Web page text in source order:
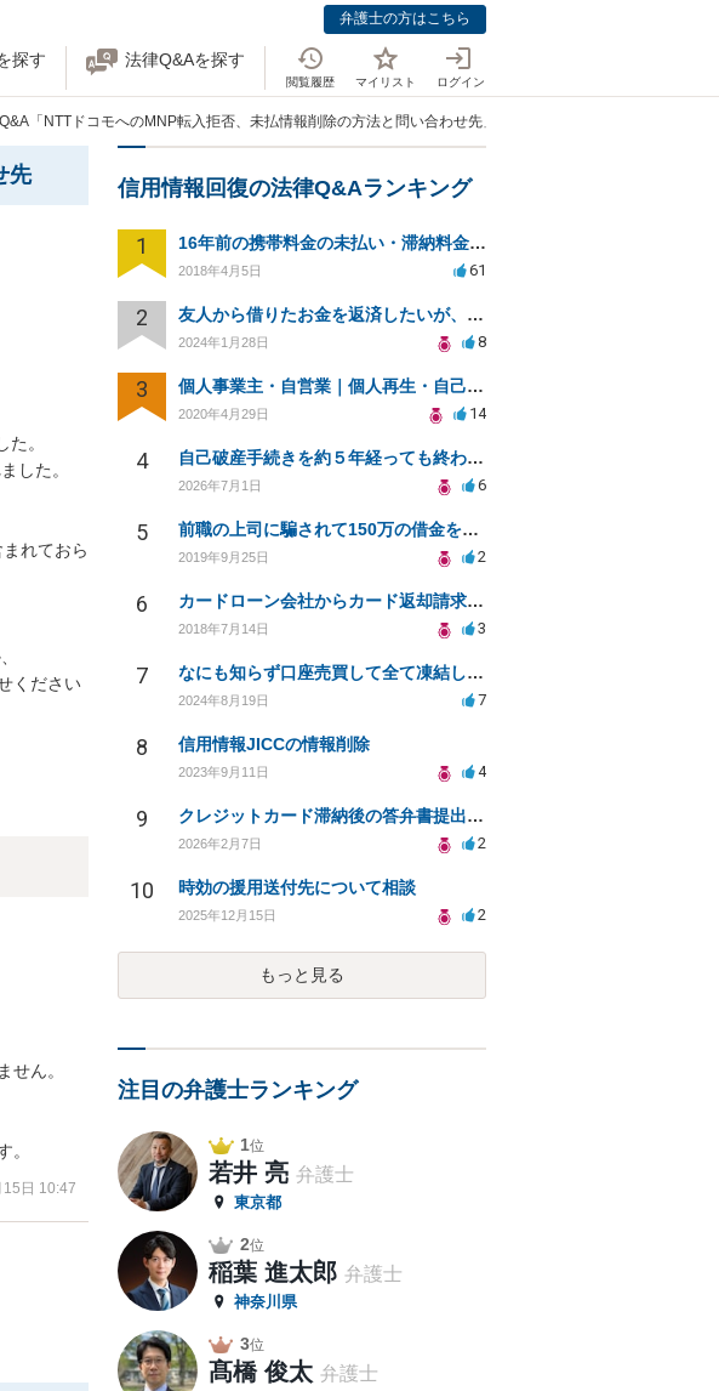
弁護士の方はこちら
探す 法律Q&Aを探す
閲覧履歴 マイリスト ログイン
「NTTドコモへのMNP転入拒否、未払情報削除の方法と問い合わせ先」
先
。
した。
れておら
ください
せん。
。
日 10:47
信用情報回復の法律Q&Aランキング
1 16年前の携帯料金の未払い・滞納料金の利子の免除は出来ますか？
2018年4月5日 61
2 友人から借りたお金を返済したいが、連絡が取れず証拠もない場合、どのように対処すればよいか？
2024年1月28日 8
3 個人事業主・自営業｜個人再生・自己破産の違い、デメリットや費用を教えて下さい（編集部投稿）
2020年4月29日 14
4 自己破産手続きを約５年経っても終わらず放置されている。
2026年7月1日 6
5 前職の上司に騙されて150万の借金を負わされました。なんとかなりますでしょうか？？
2019年9月25日 2
6 カードローン会社からカード返却請求が来ました
2018年7月14日 3
7 なにも知らず口座売買して全て凍結してしまいました。
2024年8月19日 7
8 信用情報JICCの情報削除
2023年9月11日 4
9 クレジットカード滞納後の答弁書提出期限切れ対処法は？
2026年2月7日 2
10 時効の援用送付先について相談
2025年12月15日 2
もっと見る
注目の弁護士ランキング
1位
若井 亮 弁護士
東京都
2位
稲葉 進太郎 弁護士
神奈川県
3位
髙橋 俊太 弁護士